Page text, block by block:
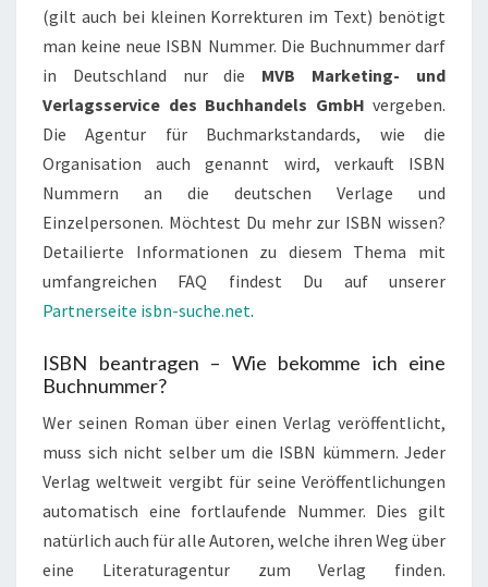
(gilt auch bei kleinen Korrekturen im Text) benötigt
man keine neue ISBN Nummer. Die Buchnummer darf
in Deutschland nur die MVB Marketing- und
Verlagsservice des Buchhandels GmbH vergeben.
Die Agentur für Buchmarkstandards, wie die
Organisation auch genannt wird, verkauft ISBN
Nummern an die deutschen Verlage und
Einzelpersonen. Möchtest Du mehr zur ISBN wissen?
Detailierte Informationen zu diesem Thema mit
umfangreichen FAQ findest Du auf unserer
Partnerseite isbn-suche.net.
ISBN beantragen – Wie bekomme ich eine
Buchnummer?
Wer seinen Roman über einen Verlag veröffentlicht,
muss sich nicht selber um die ISBN kümmern. Jeder
Verlag weltweit vergibt für seine Veröffentlichungen
automatisch eine fortlaufende Nummer. Dies gilt
natürlich auch für alle Autoren, welche ihren Weg über
eine Literaturagentur zum Verlag finden.